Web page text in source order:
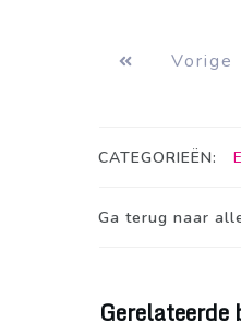
Vorige
CATEGORIEËN:
Ga terug naar